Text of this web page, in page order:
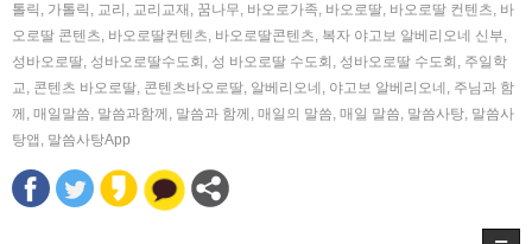
톨릭 , 가톨릭 , 교리 , 교리교재 , 꿈나무, 바오로가족, 바오로딸, 바오로딸 컨텐츠, 바
오로딸 콘텐츠, 바오로딸컨텐츠, 바오로딸콘텐츠, 복자 야고보 알베리오네 신부,
성바오로딸, 성바오로딸수도회 , 성 바오로딸 수도회 , 성바오로딸 수도회 , 주일학
교, 콘텐츠 바오로딸, 콘텐츠바오로딸, 알베리오네 , 야고보 알베리오네 , 주님과 함
께 , 매일말씀, 말씀과함께 , 말씀과 함께 , 매일의 말씀, 매일 말씀, 말씀사탕, 말씀사
탕앱 , 말씀사탕App